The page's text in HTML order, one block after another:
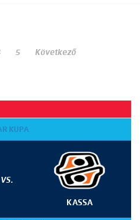
5 Következő
KUPA
VS.
KASSA